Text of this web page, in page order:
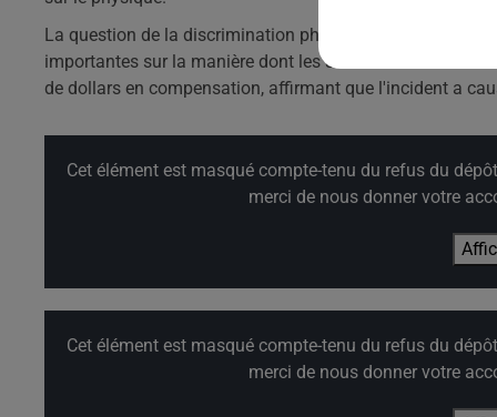
La question de la discrimination physique est un sujet
importantes sur la manière dont les services de VTC
de dollars en compensation, affirmant que l'incident a
Cet élément est masqué compte-tenu du refus du
merci de nous donner votre
Cet élément est masqué compte-tenu du refus du
merci de nous donner votre